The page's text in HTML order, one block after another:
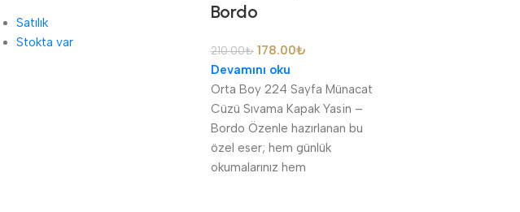
Satılık
Stokta var
Bordo
210.00₺ 178.00₺
Devamını oku
Orta Boy 224 Sayfa Münacat
Cüzü Sıvama Kapak Yasin –
Bordo Özenle hazırlanan bu
özel eser; hem günlük
okumalarınız hem